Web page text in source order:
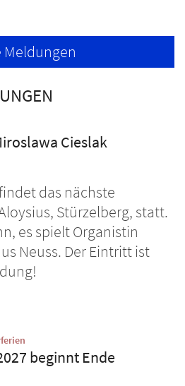
Meldungen
Cieslak
das nächste
Stürzelberg, statt.
es spielt Organistin
Neuss. Der Eintritt ist
beginnt Ende